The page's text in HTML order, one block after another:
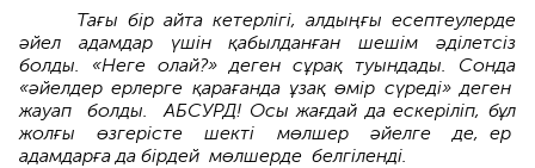
Тағы бір айта кетерлігі, алдыңғы есептеулерде
әйел адамдар үшін қабылданған шешім әділетсіз
болды. «Неге олай?» деген сұрақ туындады.­ Сонда
«әйелдер ерлерге қарағанда ұзақ өмір сүреді» деген­
жауап болды. АБСУРД! Осы жағдай да ескеріліп, бұл
жолғы­ өзгерісте­ шекті мөлшер әйелге де, ер
адамдарға да бірдей мөл­шерде­ белгіленді.